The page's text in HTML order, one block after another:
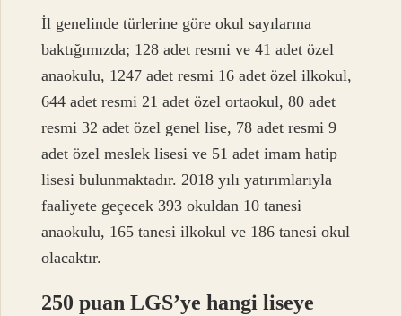
İl genelinde türlerine göre okul sayılarına
baktığımızda; 128 adet resmi ve 41 adet özel
anaokulu, 1247 adet resmi 16 adet özel ilkokul,
644 adet resmi 21 adet özel ortaokul, 80 adet
resmi 32 adet özel genel lise, 78 adet resmi 9
adet özel meslek lisesi ve 51 adet imam hatip
lisesi bulunmaktadır. 2018 yılı yatırımlarıyla
faaliyete geçecek 393 okuldan 10 tanesi
anaokulu, 165 tanesi ilkokul ve 186 tanesi okul
olacaktır.
250 puan LGS’ye hangi liseye